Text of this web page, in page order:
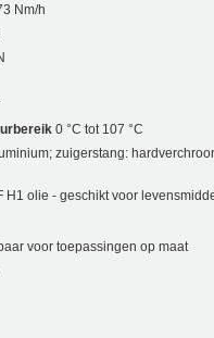
Nm/h
0 °C tot 107 °C
zuigerstang:
H1 olie - geschikt voor
voor toepassingen op maat